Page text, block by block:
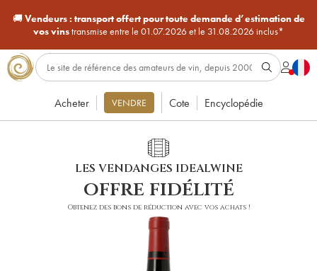
🚚Vendeurs : transport offert pour toute demande d’estimation de
vos vinstransmise entre le 01.07.2026 et le 31.08.2026 inclus*
Acheter VENDRE Cote Encyclopédie
LES VENDANGES IDEALWINE
offre fidélité
Obtenez des bons de réduction avec vos achats !